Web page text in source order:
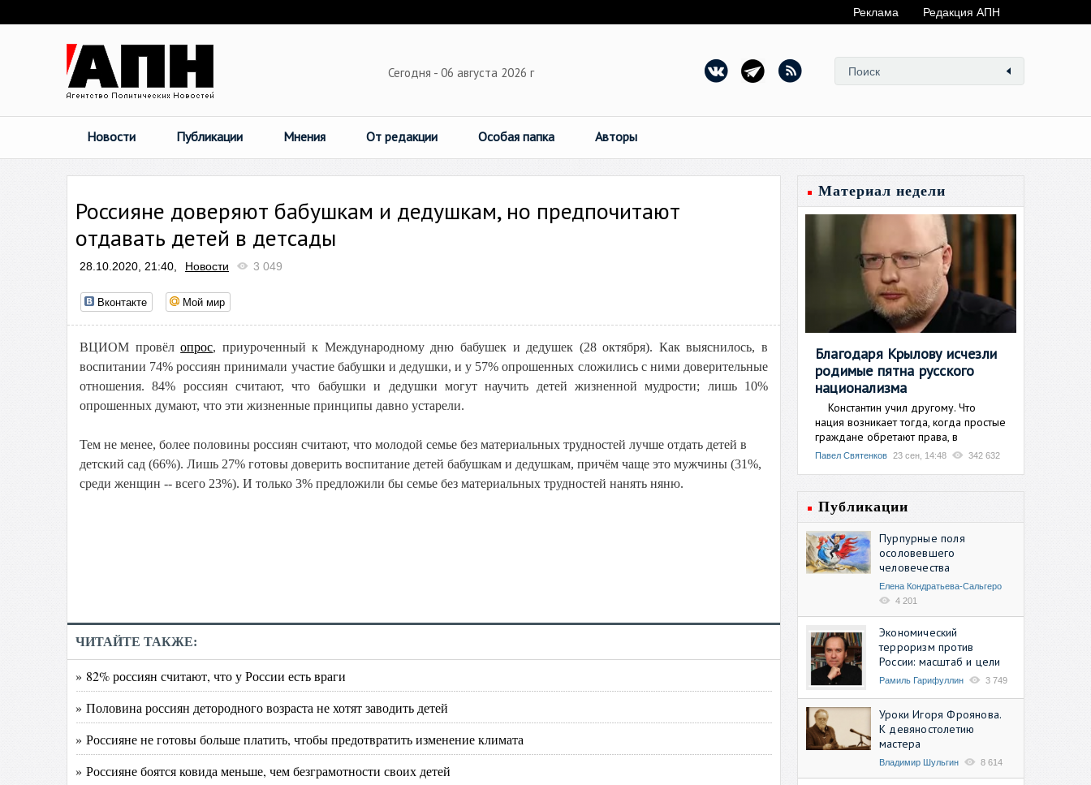
Реклама Редакция АПН
Сегодня - 06 августа 2026 г
Новости Публикации Мнения От редакции Особая папка Авторы
Россияне доверяют бабушкам и дедушкам, но предпочитают
отдавать детей в детсады
28.10.2020, 21:40, Новости 3 049
Вконтакте Мой мир
ВЦИОМ провёлопрос, приуроченный к Международному дню бабушек и дедушек (28 октября). Как выяснилось, в
воспитании 74% россиян принимали участие бабушки и дедушки, и у 57% опрошенных сложились с ними доверительные
отношения. 84% россиян считают, что бабушки и дедушки могут научить детей жизненной мудрости; лишь 10%
опрошенных думают, что эти жизненные принципы давно устарели.
Тем не менее, более половины россиян считают, что молодой семье без материальных трудностей лучше отдать детей в
детский сад (66%). Лишь 27% готовы доверить воспитание детей бабушкам и дедушкам, причём чаще это мужчины (31%,
среди женщин -- всего 23%). И только 3% предложили бы семье без материальных трудностей нанять няню.
ЧИТАЙТЕ ТАКЖЕ:
» 82% россиян считают, что у России есть враги
» Половина россиян детородного возраста не хотят заводить детей
» Россияне не готовы больше платить, чтобы предотвратить изменение климата
» Россияне боятся ковида меньше, чем безграмотности своих детей
Материал недели
Благодаря Крылову исчезли
родимые пятна русского
национализма
Константин учил другому. Что
нация возникает тогда, когда простые
граждане обретают права, в
Павел Святенков 23 сен, 14:48 342 632
Публикации
Пурпурные поля
осоловевшего
человечества
Елена Кондратьева-Сальгеро
4 201
Экономический
терроризм против
России: масштаб и цели
Рамиль Гарифуллин 3 749
Уроки Игоря Фроянова.
К девяностолетию
мастера
Владимир Шульгин 8 614